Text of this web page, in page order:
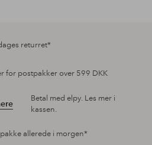
returret*
for postpakker over 599 DKK
Betal med elpy. Les mer i
kassen.
allerede i morgen*